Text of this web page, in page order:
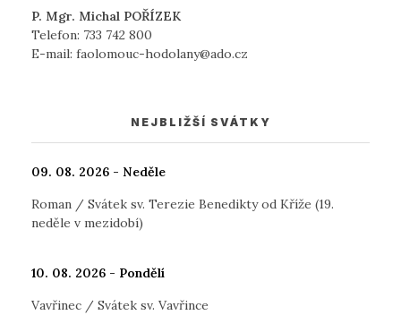
P. Mgr. Michal POŘÍZEK
Telefon: 733 742 800
E-mail: faolomouc-hodolany@ado.cz
NEJBLIŽŠÍ SVÁTKY
09. 08. 2026 - Neděle
Roman / Svátek sv. Terezie Benedikty od Kříže (19.
neděle v mezidobí)
10. 08. 2026 - Pondělí
Vavřinec / Svátek sv. Vavřince